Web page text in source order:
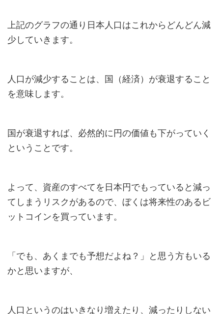
上記のグラフの通り日本人口はこれからどんどん減
少していきます。
人口が減少することは、国（経済）が衰退すること
を意味します。
国が衰退すれば、必然的に円の価値も下がっていく
ということです。
よって、資産のすべてを日本円でもっていると減っ
てしまうリスクがあるので、ぼくは将来性のあるビ
ットコインを買っています。
「でも、あくまでも予想だよね？」と思う方もいる
かと思いますが、
人口というのはいきなり増えたり、減ったりしない